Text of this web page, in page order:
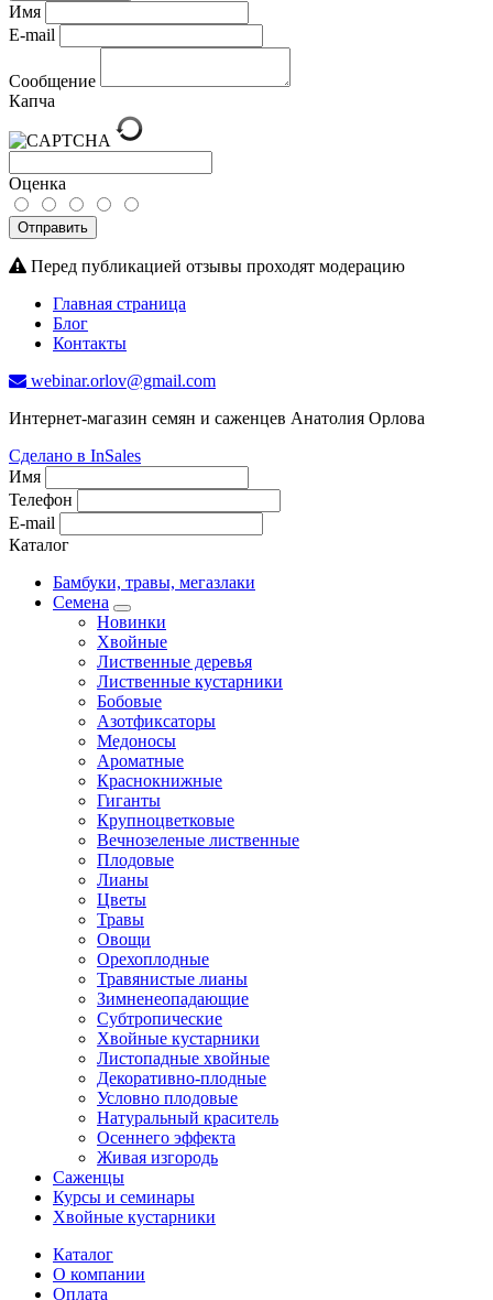
Имя
E-mail
Сообщение
Капча
Оценка
Отправить
Перед публикацией отзывы проходят модерацию
Главная страница
Блог
Контакты
webinar.orlov@gmail.com
Интернет-магазин семян и саженцев Анатолия Орлова
Сделано в InSales
Имя
Телефон
E-mail
Каталог
Бамбуки, травы, мегазлаки
Семена
Новинки
Хвойные
Лиственные деревья
Лиственные кустарники
Бобовые
Азотфиксаторы
Медоносы
Ароматные
Краснокнижные
Гиганты
Крупноцветковые
Вечнозеленые лиственные
Плодовые
Лианы
Цветы
Травы
Овощи
Орехоплодные
Травянистые лианы
Зимненеопадающие
Субтропические
Хвойные кустарники
Листопадные хвойные
Декоративно-плодные
Условно плодовые
Натуральный краситель
Осеннего эффекта
Живая изгородь
Саженцы
Курсы и семинары
Хвойные кустарники
Каталог
О компании
Оплата